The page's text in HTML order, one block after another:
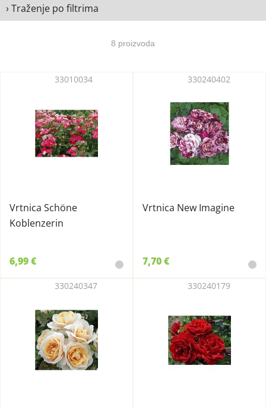
› Traženje po filtrima
8 proizvoda
Vrtnica Schöne
Koblenzerin
33010034
6,99 €
Vrtnica New Imagine
330240402
7,70 €
330240347 330240179